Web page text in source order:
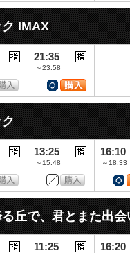
IMAX
21:35
～23:58
13:25
～15:48
16:10
～18:33
丘で、君とまた出会
11:25 16:20